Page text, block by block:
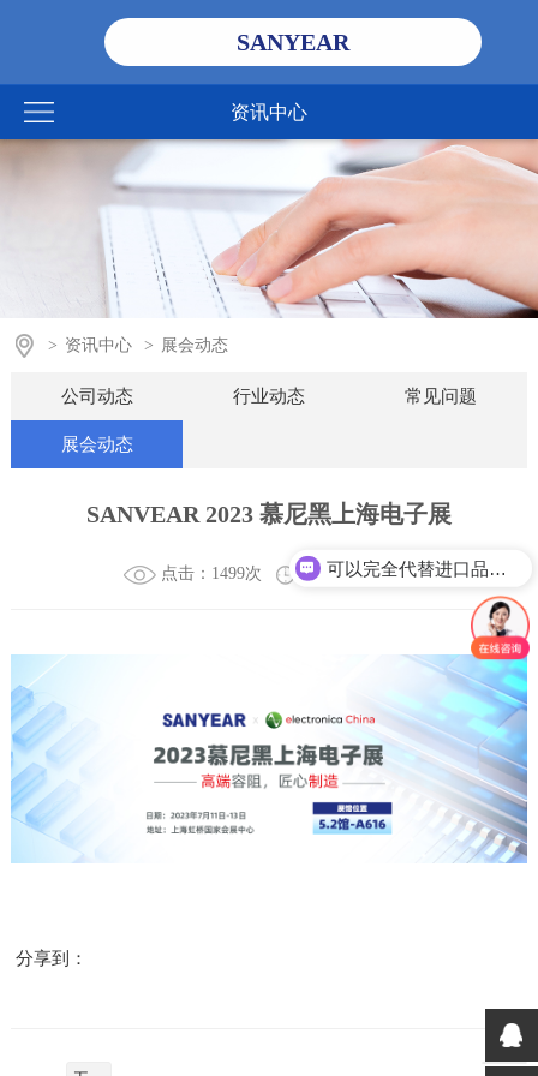
SANYEAR
资讯中心
> 资讯中心 > 展会动态
公司动态 行业动态 常见问题
展会动态
SANVEAR 2023 慕尼黑上海电子展
点击：1499次 时间：2025-03-21
分享到：
可以完全代替进口品牌吗？